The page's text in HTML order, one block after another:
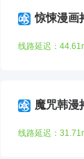
惊悚漫画
线路延迟：
魔咒韩漫
线路延迟：